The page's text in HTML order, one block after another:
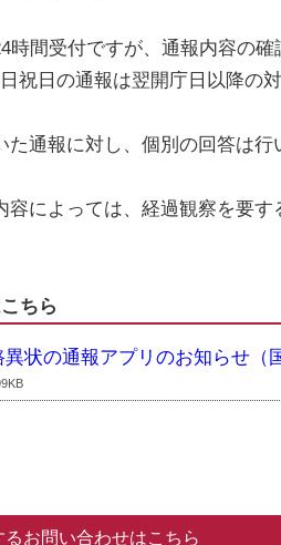
時間受付ですが、通報内容の
祝日の通報は翌開庁日以降の
た通報に対し、個別の回答は行
容によっては、経過観察を要
ちら
状の通報アプリのお知らせ（
お問い合わせはこちら